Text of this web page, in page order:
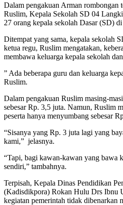
Dalam pengakuan Arman rombongan
Ruslim, Kepala Sekolah SD 04
27 orang kepala sekolah Dasar (SD)
Ditempat yang sama, kepala sekolah
ketua regu, Ruslim mengatakan,
membawa keluarga kepala sekolah
” Ada beberapa guru dan keluarga
Ruslim.
Dalam pengakuan Ruslim masing-
sebesar Rp. 3,5 juta. Namun, Ruslim
peserta hanya menyumbang sebesar
“Sisanya yang Rp. 3 juta lagi yang
kami,” jelasnya.
“Tapi, bagi kawan-kawan yang bawa
sendiri,” tambahnya.
Terpisah, Kepala Dinas Pendidikan
(Kadisdikpora) Rokan Hulu Drs Ibnu
kegiatan pemerintah tidak dibenarkan